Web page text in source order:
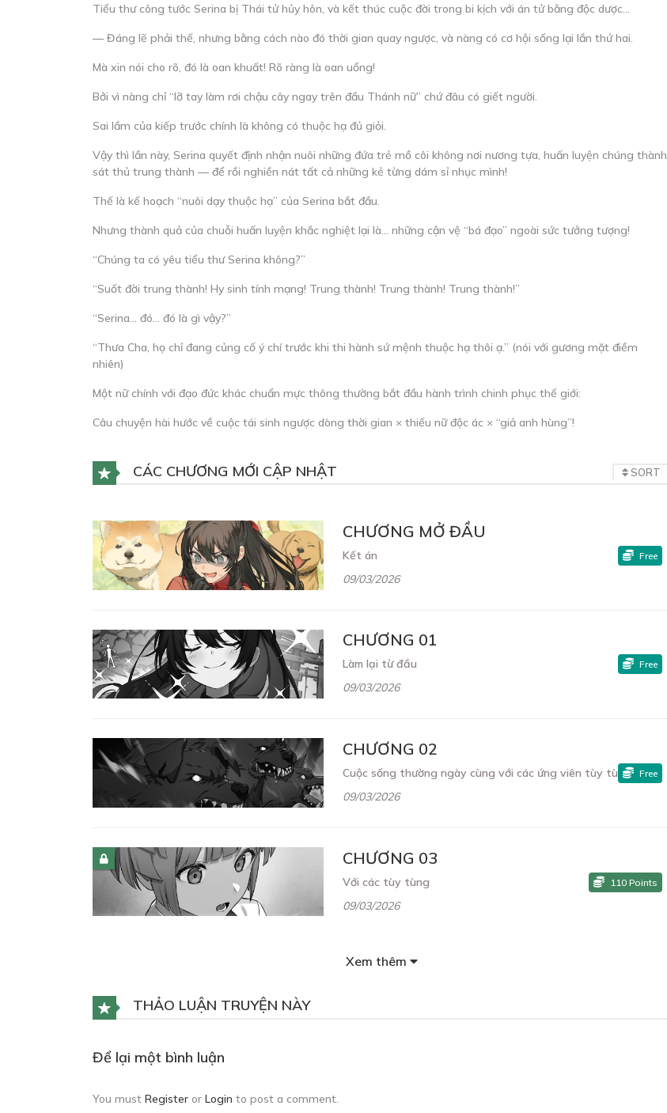
Tiểu thư công tước Serina bị Thái tử hủy hôn, và kết thúc cuộc đời trong bi kịch với án tử bằng độc dược…
— Đáng lẽ phải thế, nhưng bằng cách nào đó thời gian quay ngược, và nàng có cơ hội sống lại lần thứ hai.
Mà xin nói cho rõ, đó là oan khuất! Rõ ràng là oan uổng!
Bởi vì nàng chỉ “lỡ tay làm rơi chậu cây ngay trên đầu Thánh nữ” chứ đâu có giết người.
Sai lầm của kiếp trước chính là không có thuộc hạ đủ giỏi.
Vậy thì lần này, Serina quyết định nhận nuôi những đứa trẻ mồ côi không nơi nương tựa, huấn luyện chúng thành
sát thủ trung thành — để rồi nghiền nát tất cả những kẻ từng dám sỉ nhục mình!
Thế là kế hoạch “nuôi dạy thuộc hạ” của Serina bắt đầu.
Nhưng thành quả của chuỗi huấn luyện khắc nghiệt lại là… những cận vệ “bá đạo” ngoài sức tưởng tượng!
“Chúng ta có yêu tiểu thư Serina không?”
“Suốt đời trung thành! Hy sinh tính mạng! Trung thành! Trung thành! Trung thành!”
“Serina… đó… đó là gì vậy?”
“Thưa Cha, họ chỉ đang củng cố ý chí trước khi thi hành sứ mệnh thuộc hạ thôi ạ.” (nói với gương mặt điềm
nhiên)
Một nữ chính với đạo đức khác chuẩn mực thông thường bắt đầu hành trình chinh phục thế giới:
Câu chuyện hài hước về cuộc tái sinh ngược dòng thời gian × thiếu nữ độc ác × “giả anh hùng”!
CÁC CHƯƠNG MỚI CẬP NHẬT SORT
CHƯƠNG MỞ ĐẦU
Kết án
09/03/2026
Free
CHƯƠNG 01
Làm lại từ đầu
09/03/2026
Free
CHƯƠNG 02
Cuộc sống thường ngày cùng với các ứng viên tùy tùng
09/03/2026
Free
CHƯƠNG 03
Với các tùy tùng
09/03/2026
110 Points
CHƯƠNG 04
Xem thêm
THẢO LUẬN TRUYỆN NÀY
Để lại một bình luận
You must Register or Login to post a comment.